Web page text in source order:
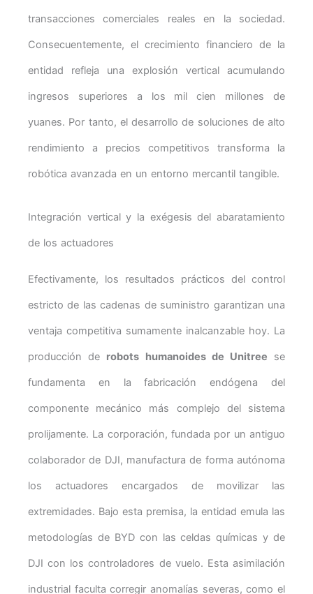
transacciones comerciales reales en la sociedad.
Consecuentemente, el crecimiento financiero de la
entidad refleja una explosión vertical acumulando
ingresos superiores a los mil cien millones de
yuanes. Por tanto, el desarrollo de soluciones de alto
rendimiento a precios competitivos transforma la
robótica avanzada en un entorno mercantil tangible.
Integración vertical y la exégesis del abaratamiento
de los actuadores
Efectivamente, los resultados prácticos del control
estricto de las cadenas de suministro garantizan una
ventaja competitiva sumamente inalcanzable hoy. La
producción de robots humanoides de Unitree se
fundamenta en la fabricación endógena del
componente mecánico más complejo del sistema
prolijamente. La corporación, fundada por un antiguo
colaborador de DJI, manufactura de forma autónoma
los actuadores encargados de movilizar las
extremidades. Bajo esta premisa, la entidad emula las
metodologías de BYD con las celdas químicas y de
DJI con los controladores de vuelo. Esta asimilación
industrial faculta corregir anomalías severas, como el